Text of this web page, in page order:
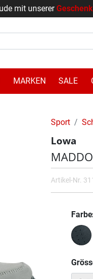
mit unserer
MARKEN SALE
Sport
Lowa
Artikel-Nr.